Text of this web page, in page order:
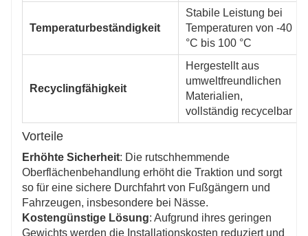
Temperaturbeständigkeit
Stabile Leistung bei
Temperaturen von -40
°C bis 100 °C
Recyclingfähigkeit
Hergestellt aus
umweltfreundlichen
Materialien,
vollständig recycelbar
Vorteile
Erhöhte Sicherheit: Die rutschhemmende
Oberflächenbehandlung erhöht die Traktion und sorgt
so für eine sichere Durchfahrt von Fußgängern und
Fahrzeugen, insbesondere bei Nässe.
Kostengünstige Lösung: Aufgrund ihres geringen
Gewichts werden die Installationskosten reduziert und